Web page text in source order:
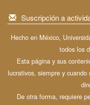
Suscripción a
Hecho en México,
todos los
Esta página y sus
lucrativos, siempre y
De otra forma, requiere